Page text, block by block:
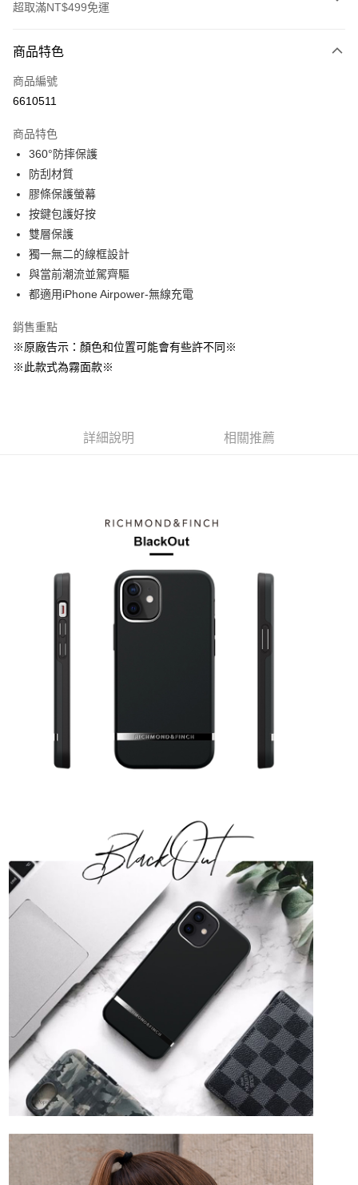
超取滿NT$499免運
信用卡一次付款
超商取貨付款
Apple Pay
街口支付
悠遊付
AFTEE先享後付
相關說明
【關於「AFTEE先享後付」】
AFTEE先享後付是「在收到商品之後才付款」的支付方式。 讓您購物簡單
１．簡單：不需註冊會員、不需綁卡、不需儲值。
２．便利：只要手機號碼，簡訊認證，即可結帳。
３．安心：先確認商品／服務後，再付款。
３．收到繳費通知簡訊後14天內，點擊此簡訊中的連結，可透過四大超商／
是否繳費成功／繳費後需取消欲退款等相關疑問，請聯繫「AFTEE先享後付
https://netprotections.freshdesk.com/support/home
１．透過由恩沛科技股份有限公司提供之「AFTEE先享後付」服務完成之交
易，需依本服務之必要範圍內提供個人資料，並將交易相關給付款項請求債
權轉讓予恩沛科技股份有限公司。
２．關於個人資料處理事宜，請瀏覽以下網址：
https://aftee.tw/terms/#terms3
３．未成年的使用者請事先徵得法定代理人或監護人之同意方可使用
５．嚴禁一人註冊多個帳號或使用他人資訊註冊。若發現惡意使用之情形，
恩沛科技股份有限公司將有權停止該用戶之使用額度並採取法律行動。
ATM付款
運送方式
全家取貨付款
每筆NT$60，滿NT$499(含以上)免運費
每筆NT$60，滿NT$499(含以上)免運費
每筆NT$63，滿NT$499(含以上)免運費
每筆NT$100
商品特色
商品編號
6610511
商品特色
360°防摔保護
防刮材質
膠條保護螢幕
按鍵包護好按
雙層保護
獨一無二的線框設計
與當前潮流並駕齊驅
都適用iPhone Airpower-無線充電
銷售重點
※原廠告示：顏色和位置可能會有些許不同※
※此款式為霧面款※
詳細說明 相關推薦